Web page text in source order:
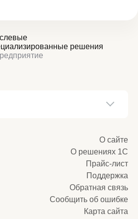
решения
О сайте
О решениях 1С
Прайс-лист
Поддержка
Обратная связь
Сообщить об ошибке
Карта сайта